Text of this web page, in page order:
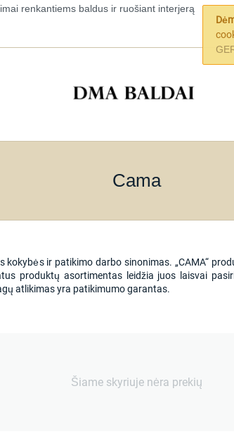
renkantiems baldus ir ruošiant interjerą
Cama
kokybės ir patikimo darbo sinonimas. „CAMA“
produktų asortimentas leidžia juos laisvai
atlikimas yra patikimumo garantas.
Šiame skyriuje nėra prekių